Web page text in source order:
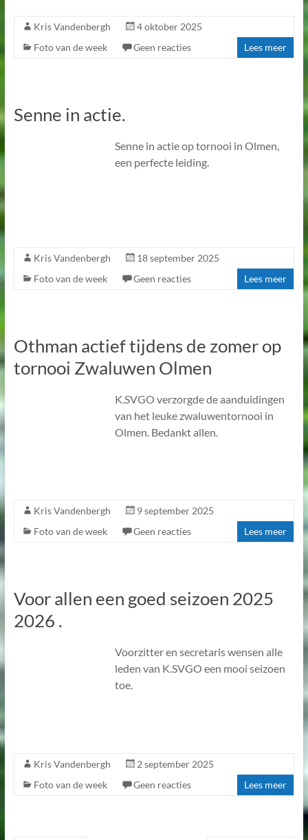
Kris Vandenbergh
4 oktober 2025
Foto van de week
Geen reacties Lees meer
Senne in actie.
Senne in actie op tornooi in Olmen,
een perfecte leiding.
Kris Vandenbergh
18 september 2025
Foto van de week
Geen reacties Lees meer
Othman actief tijdens de zomer op
tornooi Zwaluwen Olmen
K.SVGO verzorgde de aanduidingen
van het leuke zwaluwentornooi in
Olmen. Bedankt allen.
Kris Vandenbergh
9 september 2025
Foto van de week
Geen reacties Lees meer
Voor allen een goed seizoen 2025
2026 .
Voorzitter en secretaris wensen alle
leden van K.SVGO een mooi seizoen
toe.
Kris Vandenbergh
2 september 2025
Foto van de week
Geen reacties Lees meer